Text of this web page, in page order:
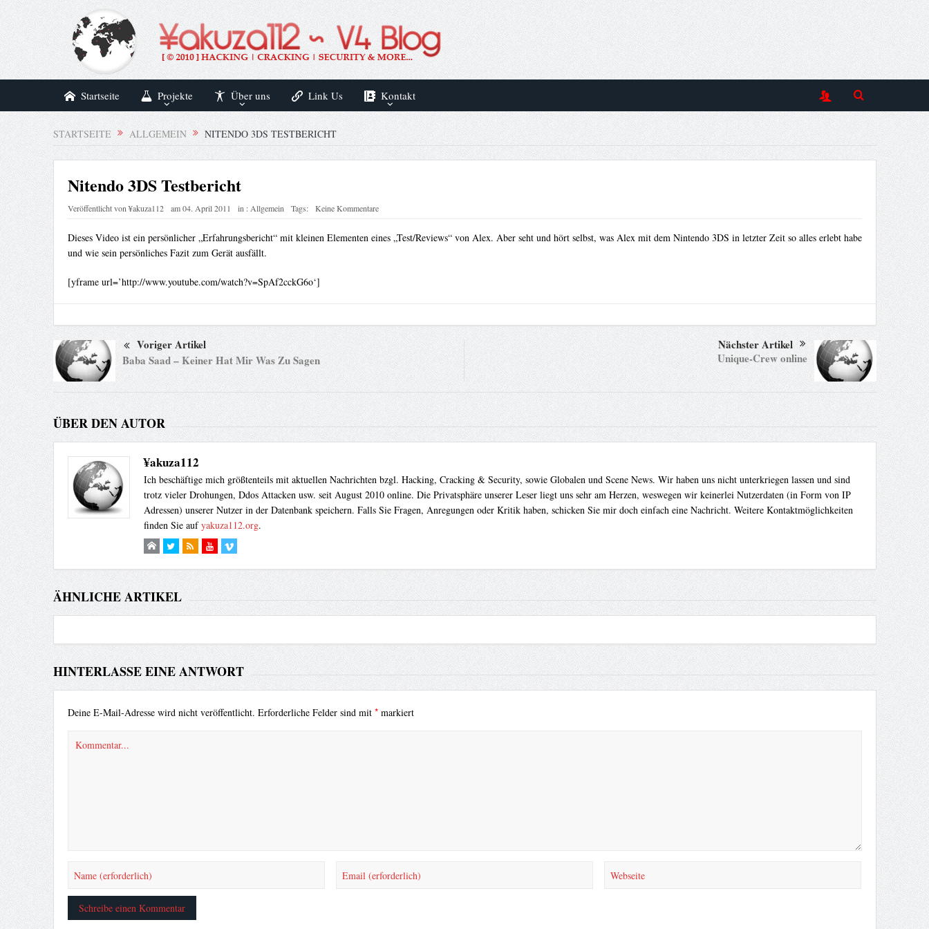
Startseite Projekte Über uns Link Us Kontakt
STARTSEITE ALLGEMEIN NITENDO 3DS TESTBERICHT
Nitendo 3DS Testbericht
Veröffentlicht von¥akuza112 am04. April 2011 in :Allgemein Tags: Keine Kommentare
Dieses Video ist ein persönlicher „Erfahrungsbericht“ mit kleinen Elementen eines „Test/Reviews“ von Alex. Aber seht und hört selbst, was Alex mit dem Nintendo 3DS in letzter Zeit so alles erlebt habe
und wie sein persönliches Fazit zum Gerät ausfällt.
[yframe url=’http://www.youtube.com/watch?v=SpAf2cckG6o‘]
Voriger Artikel
Baba Saad – Keiner Hat Mir Was Zu Sagen
Nächster Artikel
Unique-Crew online
ÜBER DEN AUTOR
¥akuza112
Ich beschäftige mich größtenteils mit aktuellen Nachrichten bzgl. Hacking, Cracking & Security, sowie Globalen und Scene News. Wir haben uns nicht unterkriegen lassen und sind
trotz vieler Drohungen, Ddos Attacken usw. seit August 2010 online. Die Privatsphäre unserer Leser liegt uns sehr am Herzen, weswegen wir keinerlei Nutzerdaten (in Form von IP
Adressen) unserer Nutzer in der Datenbank speichern. Falls Sie Fragen, Anregungen oder Kritik haben, schicken Sie mir doch einfach eine Nachricht. Weitere Kontaktmöglichkeiten
finden Sie aufyakuza112.org.
ÄHNLICHE ARTIKEL
HINTERLASSE EINE ANTWORT
Deine E-Mail-Adresse wird nicht veröffentlicht. Erforderliche Felder sind mit *markiert